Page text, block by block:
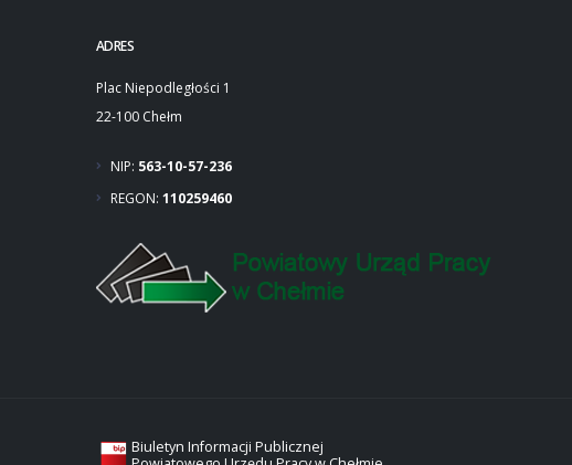
ADRES
Plac Niepodległości 1
22-100 Chełm
NIP: 563-10-57-236
REGON: 110259460
Biuletyn Informacji Publicznej